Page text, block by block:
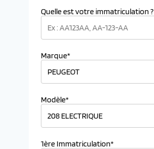
Quelle est votre immatriculation ?
Marque*
Modèle*
1ère Immatriculation*